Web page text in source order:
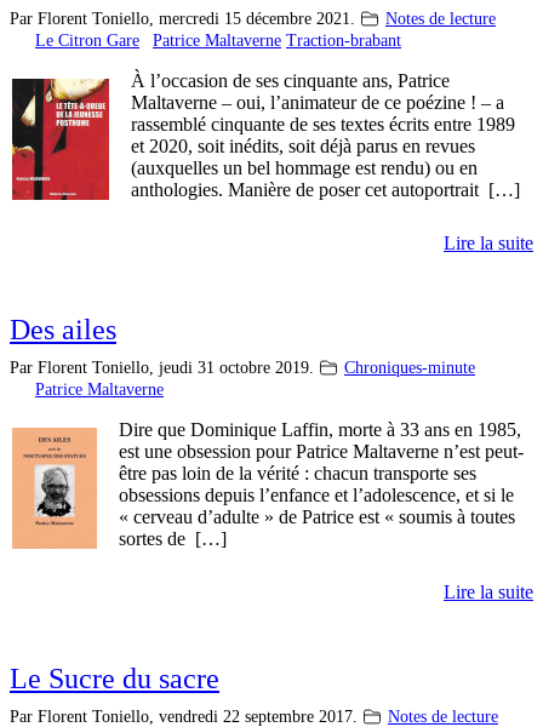
Par Florent Toniello, mercredi 15 décembre 2021.
Notes de lecture
Le Citron Gare
Patrice Maltaverne Traction-brabant
À l’occasion de ses cinquante ans, Patrice
Maltaverne – oui, l’animateur de ce poézine ! – a
rassemblé cinquante de ses textes écrits entre 1989
et 2020, soit inédits, soit déjà parus en revues
(auxquelles un bel hommage est rendu) ou en
anthologies. Manière de poser cet autoportrait […]
Lire la suite
Des ailes
Par Florent Toniello, jeudi 31 octobre 2019.
Chroniques-minute
Patrice Maltaverne
Dire que Dominique Laffin, morte à 33 ans en 1985,
est une obsession pour Patrice Maltaverne n’est peut-
être pas loin de la vérité : chacun transporte ses
obsessions depuis l’enfance et l’adolescence, et si le
« cerveau d’adulte » de Patrice est « soumis à toutes
sortes de […]
Lire la suite
Le Sucre du sacre
Par Florent Toniello, vendredi 22 septembre 2017.
Notes de lecture